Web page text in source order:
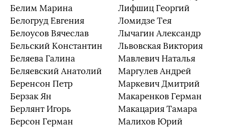
Белим Марина
Белогруд Евгения
Белоусов Вячеслав
Бельский Константин
Беляева Галина
Беляевский Анатолий
Беренсон Петр
Берзак Ян
Берлянт Игорь
Берсон Герман
Лифшиц Георгий
Ломидзе Тея
Лычагин Александр
Львовская Виктория
Мавлевич Наталья
Маргулев Андрей
Маркевич Дмитрий
Макаренков Герман
Макацария Тамара
Малихов Юрий